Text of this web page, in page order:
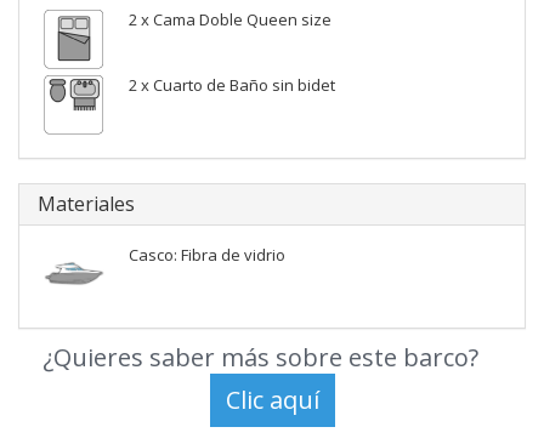
2 x Cama Doble Queen size
2 x Cuarto de Baño sin bidet
Materiales
Casco: Fibra de vidrio
¿Quieres saber más sobre este barco?